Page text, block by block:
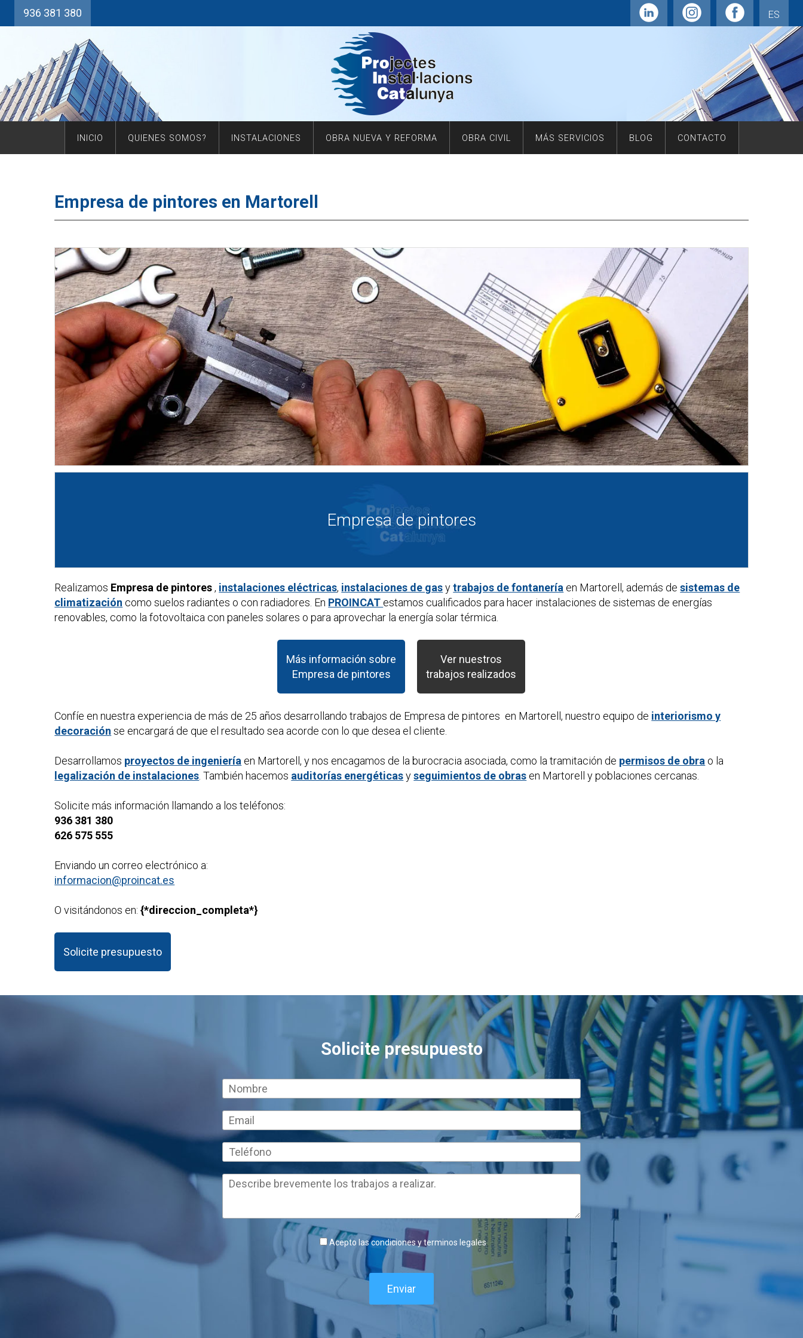
ES
936 381 380
INICIO QUIENES SOMOS? INSTALACIONES OBRA NUEVA Y REFORMA OBRA CIVIL MÁS SERVICIOS BLOG CONTACTO
Empresa de pintores en Martorell
Empresa de pintores
Realizamos Empresa de pintores, instalaciones eléctricas, instalaciones de gasytrabajos de fontanería en Martorell, además desistemas de
climatización como suelos radiantes o con radiadores. En PROINCAT estamos cualificados para hacer instalaciones de sistemas de energías
renovables, como la fotovoltaica con paneles solares o para aprovechar la energía solar térmica.
Más información sobre
Empresa de pintores
Ver nuestros
trabajos realizados
Confíe en nuestra experiencia de más de 25 años desarrollando trabajos de Empresa de pintores en Martorell, nuestro equipo de interiorismo y
decoración se encargará de que el resultado sea acorde con lo que desea el cliente.
Desarrollamos proyectos de ingeniería en Martorell, y nos encagamos de la burocracia asociada, como la tramitación de permisos de obra o la
legalización de instalaciones . También hacemos auditorías energéticasyseguimientos de obras en Martorell y poblaciones cercanas.
Solicite más información llamando a los teléfonos:
936 381 380
626 575 555
Enviando un correo electrónico a:
informacion@proincat.es
O visitándonos en:{*direccion_completa*}
Solicite presupuesto
Solicite presupuesto
Acepto las condiciones y terminos legales
Enviar